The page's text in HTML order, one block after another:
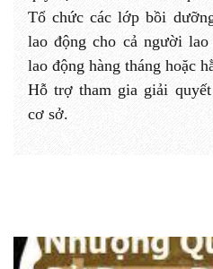
Tổ chức các lớp bồi
lao động cho cả người
lao động hàng tháng hoặc
Hỗ trợ tham gia giải
cơ sở.